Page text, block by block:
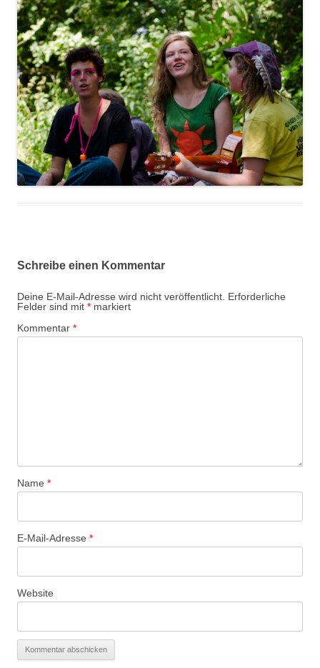
Schreibe einen Kommentar
Deine E-Mail-Adresse wird nicht veröffentlicht. Erforderliche
Felder sind mit * markiert
Kommentar *
Name *
E-Mail-Adresse *
Website